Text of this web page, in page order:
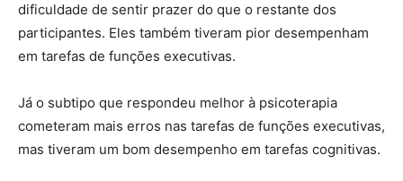
dificuldade de sentir prazer do que o restante dos
participantes. Eles também tiveram pior desempenham
em tarefas de funções executivas.
Já o subtipo que respondeu melhor à psicoterapia
cometeram mais erros nas tarefas de funções executivas,
mas tiveram um bom desempenho em tarefas cognitivas.